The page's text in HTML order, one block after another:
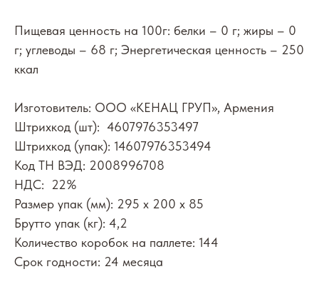
Пищевая ценность на 100г: белки – 0 г; жиры – 0
г; углеводы – 68 г; Энергетическая ценность – 250
ккал
Изготовитель: ООО «КЕНАЦ ГРУП», Армения
Штрихкод (шт): 4607976353497
Штрихкод (упак): 14607976353494
Код ТН ВЭД: 2008996708
НДС: 22%
Размер упак (мм): 295 х 200 х 85
Брутто упак (кг): 4,2
Количество коробок на паллете: 144
Срок годности: 24 месяца